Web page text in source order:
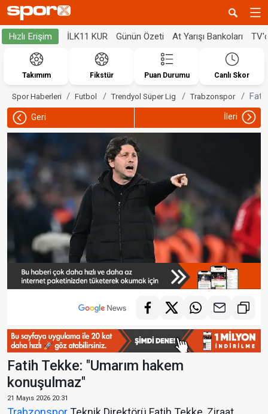
Hızlı Erişim İLK11 KUR Günün Özeti At Yarışı Bankoları
Takımım Fikstür Puan Durumu Canlı Skor
Spor Haberleri Futbol Trendyol Süper Lig Trabzonspor
Geri İleri
Fatih Tekke: "Umarım hakem
konuşulmaz"
21 Mayıs 2026 20:31